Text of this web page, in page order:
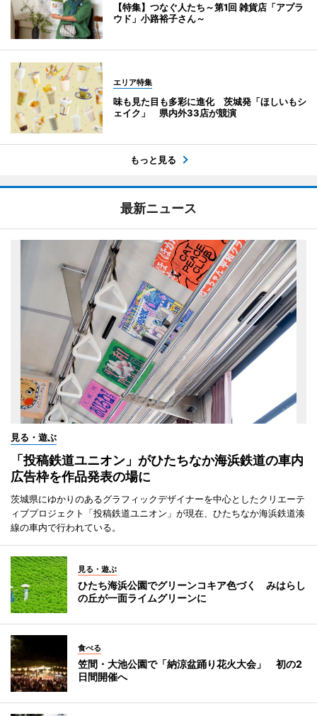
【特集】つなぐ人たち～第1回 雑貨店「アプラ
ウド」小路裕子さん～
エリア特集
味も見た目も多彩に進化 茨城発「ほしいもシ
ェイク」 県内外33店が競演
もっと見る
最新ニュース
見る・遊ぶ
「投稿鉄道ユニオン」がひたちなか海浜鉄道の車内
広告枠を作品発表の場に
茨城県にゆかりのあるグラフィックデザイナーを中心としたクリエーテ
ィブプロジェクト「投稿鉄道ユニオン」が現在、ひたちなか海浜鉄道湊
線の車内で行われている。
見る・遊ぶ
ひたち海浜公園でグリーンコキア色づく みはらし
の丘が一面ライムグリーンに
食べる
笠間・大池公園で「納涼盆踊り花火大会」 初の2
日間開催へ